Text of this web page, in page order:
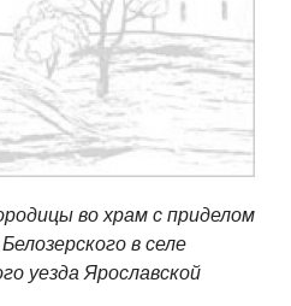
во храм с приделом
в селе
уезда Ярославской